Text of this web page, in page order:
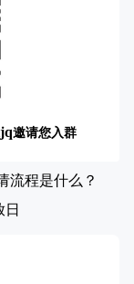
邀请您入群
流程是什么？
日